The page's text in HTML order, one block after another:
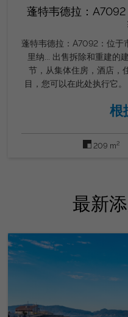
蓬特韦德拉：
蓬特韦德拉：A7092：位于
里纳... 出售拆除和重建的建筑物...具有极大可能性的优秀情
节，从集体住房，酒店，
目，您可以在此处执行它。 我们在加利西亚最城市化的城市
何项目的理想环境。对于
约：
根
209 m2
最新